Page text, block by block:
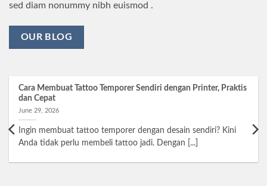
sed diam nonummy nibh euismod .
OUR BLOG
Cara Membuat Tattoo Temporer Sendiri dengan Printer, Praktis
dan Cepat
June 29, 2026
Ingin membuat tattoo temporer dengan desain sendiri? Kini
Anda tidak perlu membeli tattoo jadi. Dengan [...]